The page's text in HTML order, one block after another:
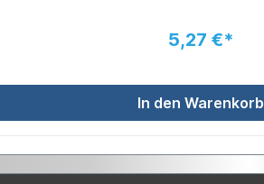
5,27 €*
In den Warenkorb